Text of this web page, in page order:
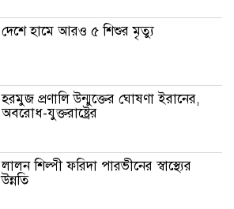
দেশে হামে আরও ৫ শিশুর মৃত্যু
হরমুজ প্রণালি উন্মুক্তের ঘোষণা ইরানের,
অবরোধ-যুক্তরাষ্ট্রের
লালন শিল্পী ফরিদা পারভীনের স্বাস্থ্যের
উন্নতি